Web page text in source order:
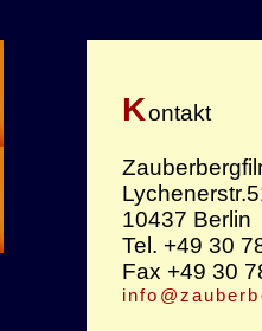
Kontakt
10437 Berlin
Tel. +49 30
Fax +49 30